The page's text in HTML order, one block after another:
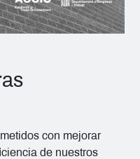
con mejorar
de nuestros